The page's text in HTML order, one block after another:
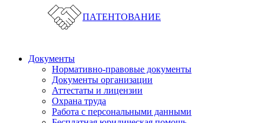
ПАТЕНТОВАНИЕ
Документы
Нормативно-правовые документы
Документы организации
Аттестаты и лицензии
Охрана труда
Работа с персональными данными